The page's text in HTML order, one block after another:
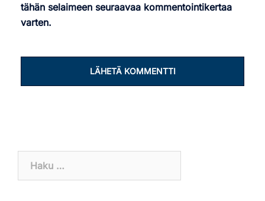
tähän selaimeen seuraavaa kommentointikertaa
varten.